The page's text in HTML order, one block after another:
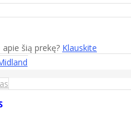
šią prekę? Klauskite